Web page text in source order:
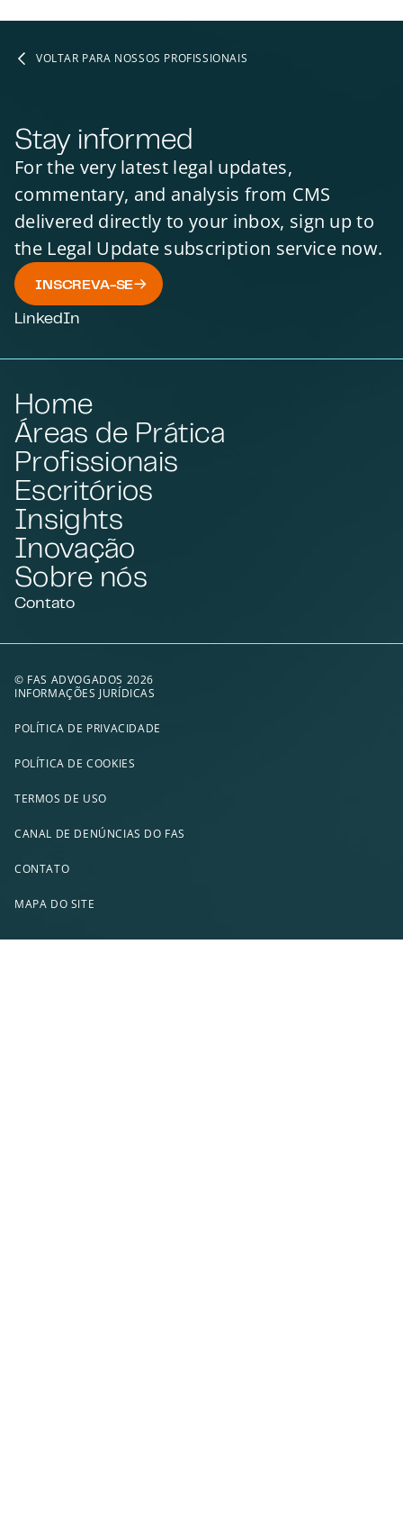
VOLTAR PARA NOSSOS PROFISSIONAIS
Stay informed
For the very latest legal updates,
commentary, and analysis from CMS
delivered directly to your inbox, sign up to
the Legal Update subscription service now.
INSCREVA-SE
LinkedIn
Home
Áreas de Prática
Profissionais
Escritórios
Insights
Inovação
Sobre nós
Contato
© FAS ADVOGADOS 2026
INFORMAÇÕES JURÍDICAS
POLÍTICA DE PRIVACIDADE
POLÍTICA DE COOKIES
TERMOS DE USO
CANAL DE DENÚNCIAS DO FAS
CONTATO
MAPA DO SITE